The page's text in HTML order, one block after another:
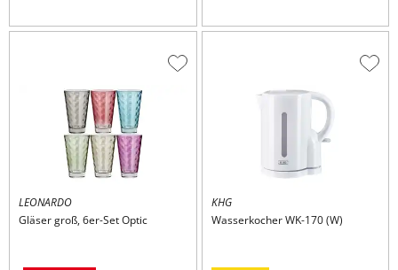
LEONARDO
Gläser groß, 6er-SetOptic
Zur
KHG
WasserkocherWK-170 (W)
Zur